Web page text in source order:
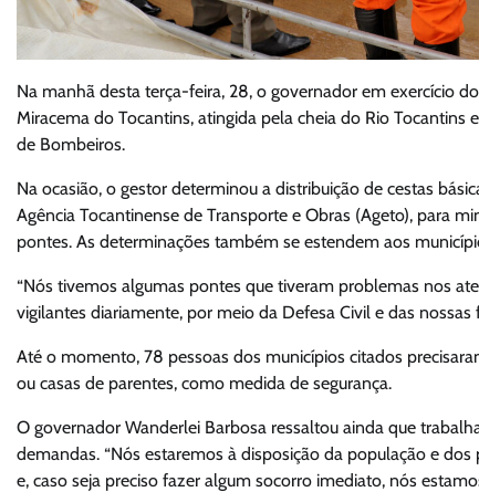
Na manhã desta terça-feira, 28, o governador em exercício
Miracema do Tocantins, atingida pela cheia do Rio
de Bombeiros.
Na ocasião, o gestor determinou a distribuição de cestas
Agência Tocantinense de Transporte e Obras (Ageto), para
pontes. As determinações também se estendem aos
“Nós tivemos algumas pontes que tiveram problemas nos
vigilantes diariamente, por meio da Defesa Civil e das
Até o momento, 78 pessoas dos municípios citados
ou casas de parentes, como medida de segurança.
O governador Wanderlei Barbosa ressaltou ainda que
demandas. “Nós estaremos à disposição da população e
e, caso seja preciso fazer algum socorro imediato, nós